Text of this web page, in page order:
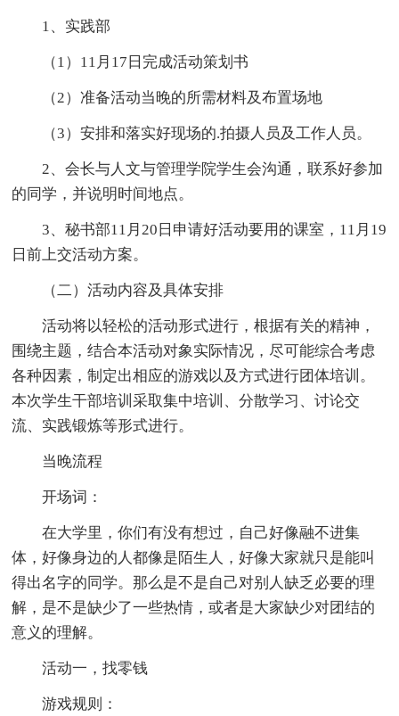
1、实践部
（1）11月17日完成活动策划书
（2）准备活动当晚的所需材料及布置场地
（3）安排和落实好现场的.拍摄人员及工作人员。
2、会长与人文与管理学院学生会沟通，联系好参加
的同学，并说明时间地点。
3、秘书部11月20日申请好活动要用的课室，11月19
日前上交活动方案。
（二）活动内容及具体安排
活动将以轻松的活动形式进行，根据有关的精神，
围绕主题，结合本活动对象实际情况，尽可能综合考虑
各种因素，制定出相应的游戏以及方式进行团体培训。
本次学生干部培训采取集中培训、分散学习、讨论交
流、实践锻炼等形式进行。
当晚流程
开场词：
在大学里，你们有没有想过，自己好像融不进集
体，好像身边的人都像是陌生人，好像大家就只是能叫
得出名字的同学。那么是不是自己对别人缺乏必要的理
解，是不是缺少了一些热情，或者是大家缺少对团结的
意义的理解。
活动一，找零钱
游戏规则：